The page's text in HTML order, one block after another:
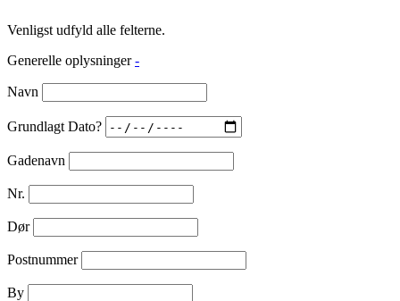
Venligst udfyld alle felterne.
Generelle oplysninger -
Navn
Grundlagt Dato?
Gadenavn
Nr.
Dør
Postnummer
By